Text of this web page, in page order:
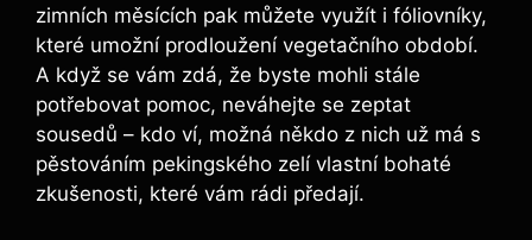
zimních měsících pak můžete využít i fóliovníky,
které umožní prodloužení vegetačního období.
A když se vám zdá, že byste mohli stále
potřebovat pomoc, neváhejte se zeptat
sousedů – kdo ví, možná někdo z nich už má s
pěstováním pekingského zelí vlastní bohaté
zkušenosti, které vám rádi předají.